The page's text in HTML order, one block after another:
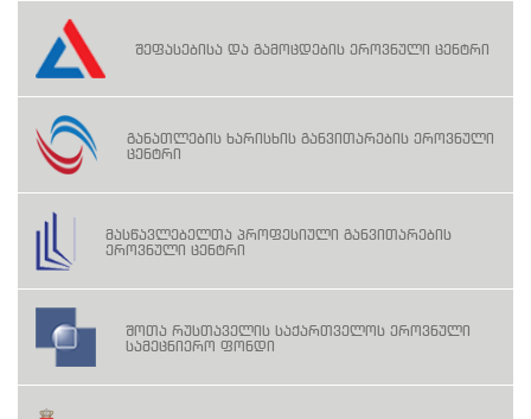
შეფასებისა და გამოცდების ეროვნული ცენტრი
განათლების ხარისხის განვითარების ეროვნული
ცენტრი
მასწავლებელთა პროფესიული განვითარების
ეროვნული ცენტრი
შოთა რუსთაველის საქართველოს ეროვნული
სამეცნიერო ფონდი